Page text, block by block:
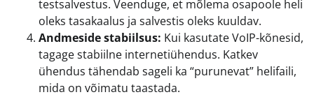
testsalvestus. Veenduge, et mõlema osapoole heli
oleks tasakaalus ja salvestis oleks kuuldav.
Andmeside stabiilsus: Kui kasutate VoIP-kõnesid,
tagage stabiilne internetiühendus. Katkev
ühendus tähendab sageli ka “purunevat” helifaili,
mida on võimatu taastada.